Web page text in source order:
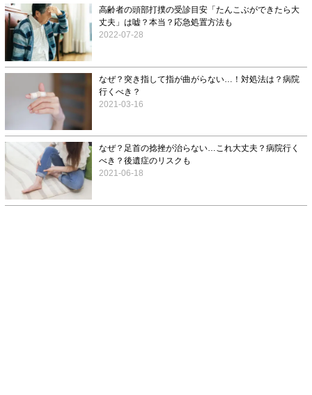
高齢者の頭部打撲の受診目安「たんこぶができたら大
丈夫」は嘘？本当？応急処置方法も
2022-07-28
なぜ？突き指して指が曲がらない…！対処法は？病院
行くべき？
2021-03-16
なぜ？足首の捻挫が治らない…これ大丈夫？病院行く
べき？後遺症のリスクも
2021-06-18